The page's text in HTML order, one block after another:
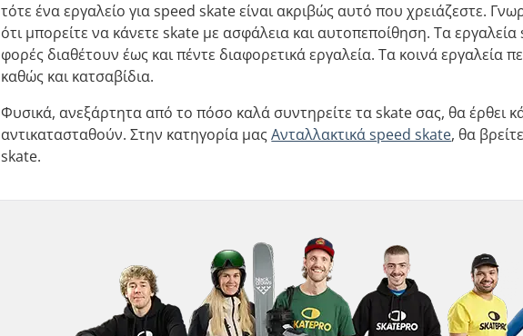
τότε ένα εργαλείο για speed skate είναι ακριβώς αυτό που χρειάζεστε.
ότι μπορείτε να κάνετε skate με ασφάλεια και αυτοπεποίθηση. Τα
φορές διαθέτουν έως και πέντε διαφορετικά εργαλεία. Τα κοινά
καθώς και κατσαβίδια.
Φυσικά, ανεξάρτητα από το πόσο καλά συντηρείτε τα skate σας, θα έρθει
αντικατασταθούν. Στην κατηγορία μαςΑνταλλακτικά speed skate, θα
skate.